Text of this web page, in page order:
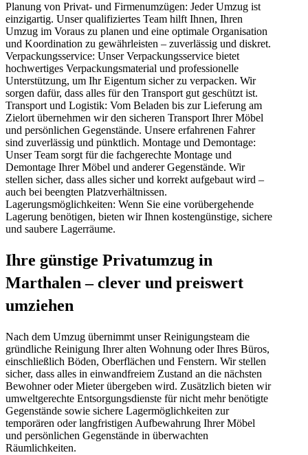
Planung von Privat- und Firmenumzügen: Jeder Umzug ist
einzigartig. Unser qualifiziertes Team hilft Ihnen, Ihren
Umzug im Voraus zu planen und eine optimale Organisation
und Koordination zu gewährleisten – zuverlässig und diskret.
Verpackungsservice: Unser Verpackungsservice bietet
hochwertiges Verpackungsmaterial und professionelle
Unterstützung, um Ihr Eigentum sicher zu verpacken. Wir
sorgen dafür, dass alles für den Transport gut geschützt ist.
Transport und Logistik: Vom Beladen bis zur Lieferung am
Zielort übernehmen wir den sicheren Transport Ihrer Möbel
und persönlichen Gegenstände. Unsere erfahrenen Fahrer
sind zuverlässig und pünktlich. Montage und Demontage:
Unser Team sorgt für die fachgerechte Montage und
Demontage Ihrer Möbel und anderer Gegenstände. Wir
stellen sicher, dass alles sicher und korrekt aufgebaut wird –
auch bei beengten Platzverhältnissen.
Lagerungsmöglichkeiten: Wenn Sie eine vorübergehende
Lagerung benötigen, bieten wir Ihnen kostengünstige, sichere
und saubere Lagerräume.
Ihre günstige Privatumzug in
Marthalen – clever und preiswert
umziehen
Nach dem Umzug übernimmt unser Reinigungsteam die
gründliche Reinigung Ihrer alten Wohnung oder Ihres Büros,
einschließlich Böden, Oberflächen und Fenstern. Wir stellen
sicher, dass alles in einwandfreiem Zustand an die nächsten
Bewohner oder Mieter übergeben wird. Zusätzlich bieten wir
umweltgerechte Entsorgungsdienste für nicht mehr benötigte
Gegenstände sowie sichere Lagermöglichkeiten zur
temporären oder langfristigen Aufbewahrung Ihrer Möbel
und persönlichen Gegenstände in überwachten
Räumlichkeiten.